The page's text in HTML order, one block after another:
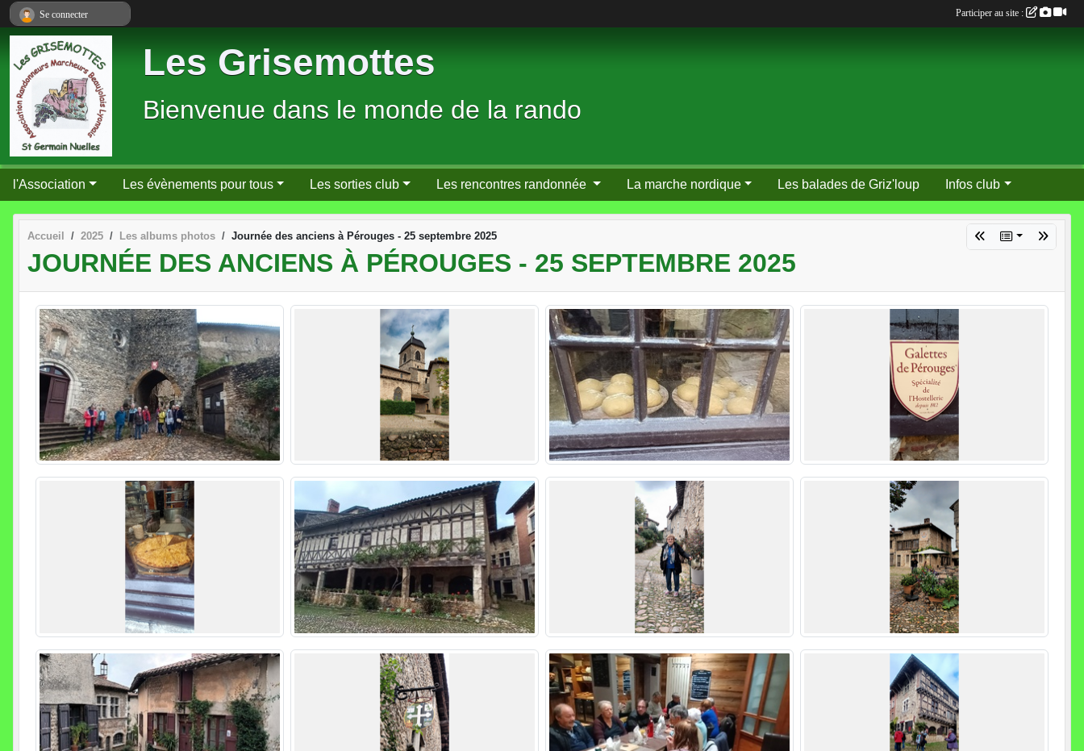
Les Grisemottes
Bienvenue dans le monde de la rando
l'Association Les évènements pour tous Les sorties club Les rencontres randonnée La marche nordique Les balades de Griz'loup Infos club
Accueil 2025 Les albums photos Journée des anciens à Pérouges - 25 septembre 2025
JOURNÉE DES ANCIENS À PÉROUGES - 25 SEPTEMBRE 2025
Se connecter Participer au site :
Panneau de gestion des cookies